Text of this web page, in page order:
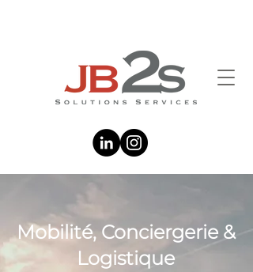
Mobilité, Conciergerie &
Logistique